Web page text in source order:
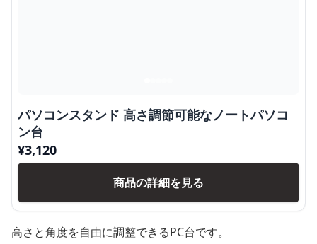
パソコンスタンド 高さ調節可能なノートパソコ
ン台
¥3,120
商品の詳細を見る
高さと角度を自由に調整できるPC台です。